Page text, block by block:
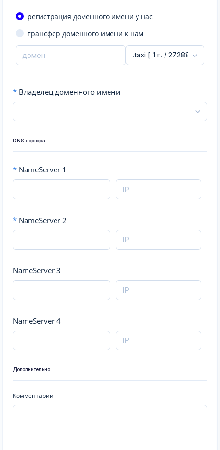
регистрация доменного имени у нас
трансфер доменного имени к нам
* Владелец доменного имени
DNS-сервера
* NameServer 1
* NameServer 2
NameServer 3
NameServer 4
Дополнительно
Комментарий